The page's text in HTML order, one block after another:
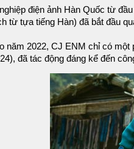
điện ảnh Hàn Quốc từ
từ tựa tiếng Hàn) đã bắt đầu
năm 2022, CJ ENM chỉ có
đã tác động đáng kể đến